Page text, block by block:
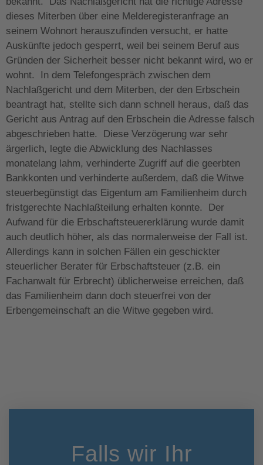
dieses Miterben über eine Melderegisteranfrage an
seinem Wohnort herauszufinden versucht, er hatte
Auskünfte jedoch gesperrt, weil bei seinem Beruf aus
Gründen der Sicherheit besser nicht bekannt wird, wo er
wohnt. In dem Telefongespräch zwischen dem
Nachlaßgericht und dem Miterben, der den Erbschein
beantragt hat, stellte sich dann schnell heraus, daß das
Gericht aus Antrag auf den Erbschein die Adresse falsch
abgeschrieben hatte. Diese Verzögerung war sehr
ärgerlich, legte die Abwicklung des Nachlasses
monatelang lahm, verhinderte Zugriff auf die geerbten
Bankkonten und verhinderte außerdem, daß die Witwe
steuerbegünstigt das Eigentum am Familienheim durch
fristgerechte Nachlaßteilung erhalten konnte. Der
Aufwand für die Erbschaftsteuererklärung wurde damit
auch deutlich höher, als das normalerweise der Fall ist.
Allerdings kann in solchen Fällen ein geschickter
steuerlicher Berater für Erbschaftsteuer (z.B. ein
Fachanwalt für Erbrecht) üblicherweise erreichen, daß
das Familienheim dann doch steuerfrei von der
Erbengemeinschaft an die Witwe gegeben wird.
Falls wir Ihr